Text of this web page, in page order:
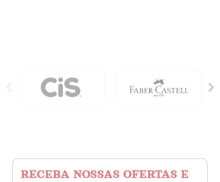
RECEBA NOSSAS OFERTAS E